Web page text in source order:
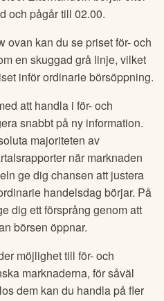
– Handla utanför
handel i amerikanska
kallas för förhandel och
börjar kl. 10.00 svensk tid
Efterhandeln börjar efter
och pågår till 02.00.
ovan kan du se priset för- och
en skuggad grå linje, vilket
inför ordinarie börsöppning.
att handla i för- och
snabbt på ny information.
majoriteten av